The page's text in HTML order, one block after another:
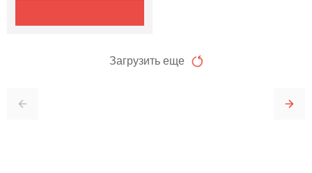
Загрузить еще